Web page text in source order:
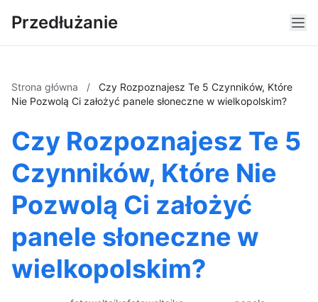
Przedłużanie
Strona główna /
Czy Rozpoznajesz Te 5 Czynników, Które
Nie Pozwolą Ci założyć panele słoneczne w wielkopolskim?
Czy Rozpoznajesz Te 5
Czynników, Które Nie
Pozwolą Ci założyć
panele słoneczne w
wielkopolskim?